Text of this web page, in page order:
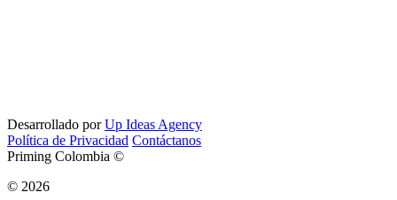
Desarrollado porUp Ideas Agency
Política de Privacidad Contáctanos
Priming Colombia ©
© 2026